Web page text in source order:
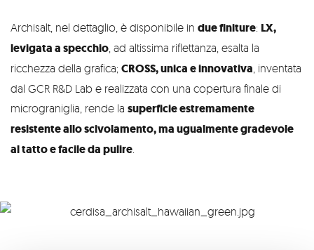
Archisalt, nel dettaglio, è disponibile in due finiture: LX,
levigata a specchio, ad altissima riflettanza, esalta la
ricchezza della grafica; CROSS, unica e innovativa, inventata
dal GCR R&D Lab e realizzata con una copertura finale di
micrograniglia, rende la superficie estremamente
resistente allo scivolamento, ma ugualmente gradevole
al tatto e facile da pulire.